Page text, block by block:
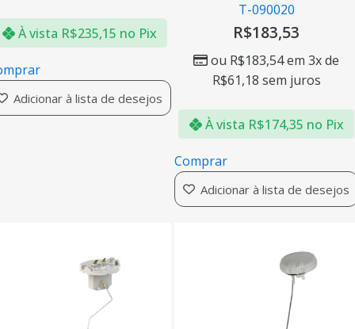
À vista R$235,15 no Pix
Adicionar à lista de desejos
T-090020
R$183,53
ou R$183,54em 3x de
R$61,18 sem juros
À vista R$174,35 no Pix
Comprar
Adicionar à lista de desejos